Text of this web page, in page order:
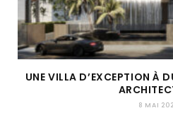
UNE VILLA D’EXCEPTION À
8 MAI